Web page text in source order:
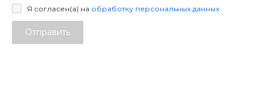
Я согласен(а) на обработку персональных данных
Отправить